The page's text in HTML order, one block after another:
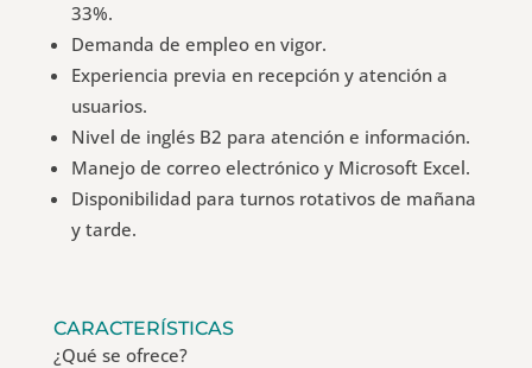
33%.
Demanda de empleo en vigor.
Experiencia previa en recepción y atención a
usuarios.
Nivel de inglés B2 para atención e información.
Manejo de correo electrónico y Microsoft Excel.
Disponibilidad para turnos rotativos de mañana
y tarde.
CARACTERÍSTICAS
¿Qué se ofrece?